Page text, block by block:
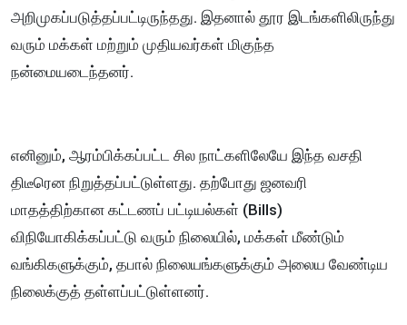
அறிமுகப்படுத்தப்பட்டிருந்தது. இதனால் தூர இடங்களிலிருந்து
வரும் மக்கள் மற்றும் முதியவர்கள் மிகுந்த
நன்மையடைந்தனர்.
எனினும், ஆரம்பிக்கப்பட்ட சில நாட்களிலேயே இந்த வசதி
திடீரென நிறுத்தப்பட்டுள்ளது. தற்போது ஜனவரி
மாதத்திற்கான கட்டணப் பட்டியல்கள் (Bills)
விநியோகிக்கப்பட்டு வரும் நிலையில், மக்கள் மீண்டும்
வங்கிகளுக்கும், தபால் நிலையங்களுக்கும் அலைய வேண்டிய
நிலைக்குத் தள்ளப்பட்டுள்ளனர்.